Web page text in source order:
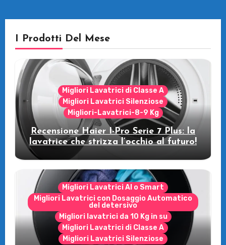
I Prodotti Del Mese
Migliori Lavatrici di Classe A
Migliori Lavatrici Silenziose
Migliori-Lavatrici-8-9 Kg
Recensione Haier I-Pro Serie 7 Plus: la
lavatrice che strizza l’occhio al futuro!
Migliori Lavatrici AI o Smart
Migliori Lavatrici con Dosaggio Automatico
del detersivo
Migliori lavatrici da 10 Kg in su
Migliori Lavatrici di Classe A
Migliori Lavatrici Silenziose